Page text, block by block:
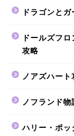
ドラゴンと
ドールズフ
攻略
ノアズハート
ノフランド物
ハリー・ポッ